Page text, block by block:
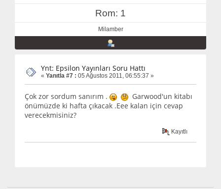
Rom: 1
Milamber
Ynt: Epsilon Yayınları Soru Hattı
« Yanıtla #7 : 05 Ağustos 2011, 06:55:37 »
Çok zor sordum sanırım .
Garwood'un kitabı
önümüzde ki hafta çıkacak .Eee kalan için cevap
verecekmisiniz?
Kayıtlı